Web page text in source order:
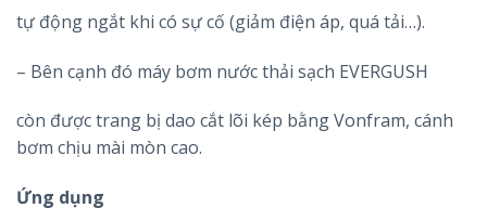
tự động ngắt khi có sự cố (giảm điện áp, quá tải…).
– Bên cạnh đó máy bơm nước thải sạch EVERGUSH
còn được trang bị dao cắt lõi kép bằng Vonfram, cánh
bơm chịu mài mòn cao.
Ứng dụng